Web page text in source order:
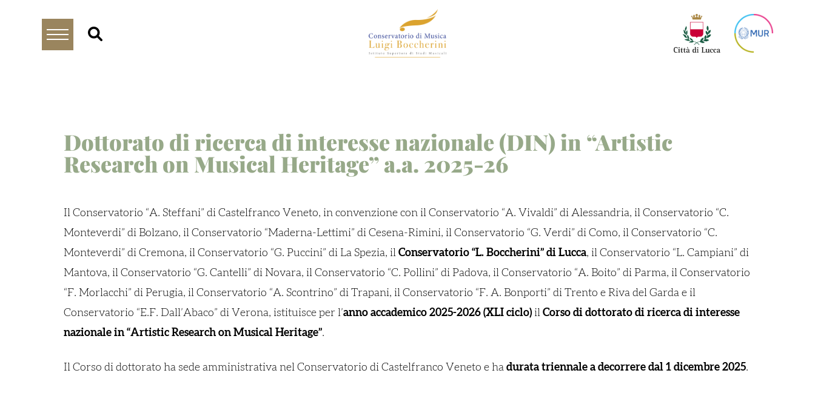
Dottorato di ricerca di interesse nazionale (DIN) in “Artistic
Research on Musical Heritage” a.a. 2025-26
Il Conservatorio “A. Steffani” di Castelfranco Veneto, in convenzione con il Conservatorio “A. Vivaldi” di Alessandria, il Conservatorio “C.
Monteverdi” di Bolzano, il Conservatorio “Maderna-Lettimi” di Cesena-Rimini, il Conservatorio “G. Verdi” di Como, il Conservatorio “C.
Monteverdi” di Cremona, il Conservatorio “G. Puccini” di La Spezia, il Conservatorio “L. Boccherini” di Lucca, il Conservatorio “L. Campiani” di
Mantova, il Conservatorio “G. Cantelli” di Novara, il Conservatorio “C. Pollini” di Padova, il Conservatorio “A. Boito” di Parma, il Conservatorio
“F. Morlacchi” di Perugia, il Conservatorio “A. Scontrino” di Trapani, il Conservatorio “F. A. Bonporti” di Trento e Riva del Garda e il
Conservatorio “E.F. Dall’Abaco” di Verona, istituisce per l’anno accademico 2025-2026 (XLI ciclo) il Corso di dottorato di ricerca di interesse
nazionale in “Artistic Research on Musical Heritage”.
Il Corso di dottorato ha sede amministrativa nel Conservatorio di Castelfranco Veneto e ha durata triennale a decorrere dal 1 dicembre 2025.